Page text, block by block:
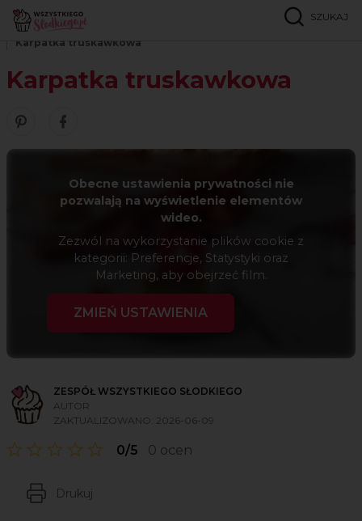
SZUKAJ
Strona główna
Karpatka truskawkowa
Karpatka truskawkowa
Zobacz nasze piny w serwisie Pinterest
Udostępnij ten przepis w serwisie Facebook
Obecne ustawienia prywatności nie
pozwalają na wyświetlenie elementów
wideo.
Zezwól na wykorzystanie plików cookie z
kategorii: Preferencje, Statystyki oraz
Marketing, aby obejrzeć film.
ZMIEŃ USTAWIENIA
ZESPÓŁ WSZYSTKIEGO SŁODKIEGO
AUTOR
ZAKTUALIZOWANO: 2026-06-09
0/5 0 ocen
Drukuj